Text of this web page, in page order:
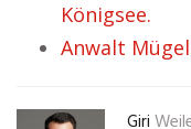
Königsee.
Anwalt
Giri